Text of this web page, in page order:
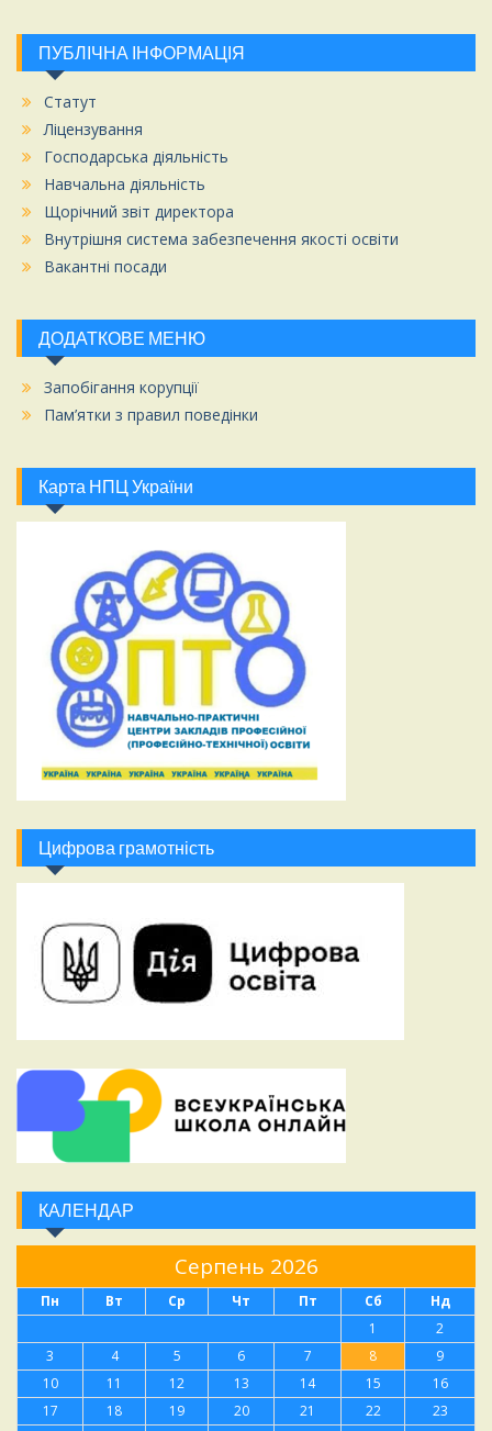
ПУБЛІЧНА ІНФОРМАЦІЯ
Статут
Ліцензування
Господарська діяльність
Навчальна діяльність
Щорічний звіт директора
Внутрішня система забезпечення якості освіти
Вакантні посади
ДОДАТКОВЕ МЕНЮ
Запобігання корупції
Пам’ятки з правил поведінки
Карта НПЦ України
Цифрова грамотність
КАЛЕНДАР
Серпень 2026
Пн Вт Ср Чт Пт Сб
Нд
1
2
3
4 5 6 7 8
9
10
11 12 13 14 15
16
17
18 19 20 21 22
23